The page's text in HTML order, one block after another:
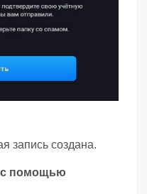
запись создана.
с помощью